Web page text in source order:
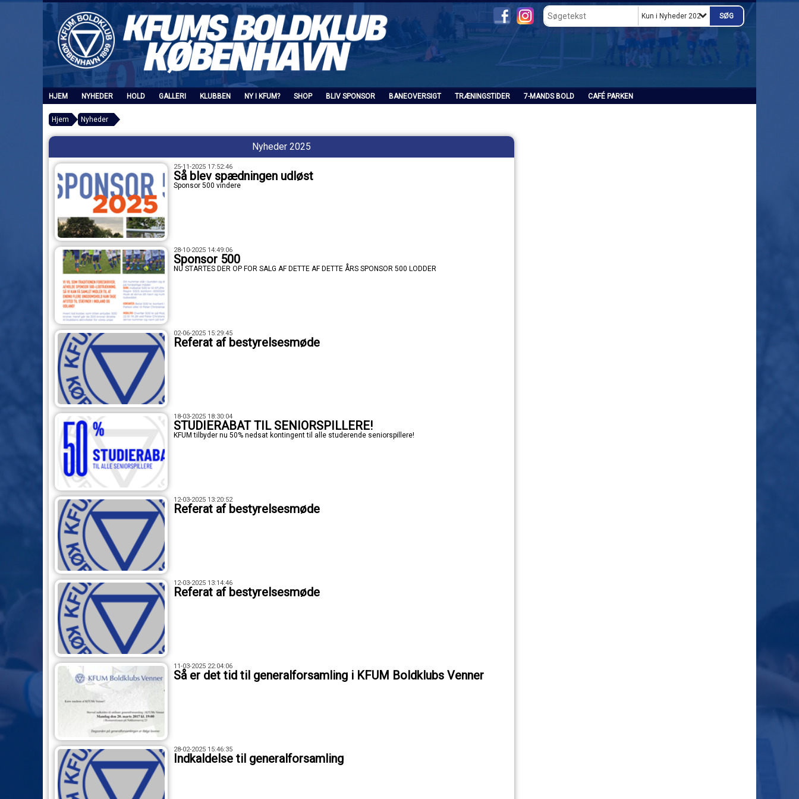
Kun i Nyheder 2025
HJEM NYHEDER HOLD GALLERI KLUBBEN NY I KFUM? SHOP BLIV SPONSOR BANEOVERSIGT TRÆNINGSTIDER 7-MANDS BOLD CAFÉ PARKEN
Hjem Nyheder
Nyheder 2025
25-11-2025 17:52:46
Så blev spædningen udløst
Sponsor 500 vindere
28-10-2025 14:49:06
Sponsor 500
NU STARTES DER OP FOR SALG AF DETTE AF DETTE ÅRS SPONSOR 500 LODDER
02-06-2025 15:29:45
Referat af bestyrelsesmøde
18-03-2025 18:30:04
STUDIERABAT TIL SENIORSPILLERE!
KFUM tilbyder nu 50% nedsat kontingent til alle studerende seniorspillere!
12-03-2025 13:20:52
Referat af bestyrelsesmøde
12-03-2025 13:14:46
Referat af bestyrelsesmøde
11-03-2025 22:04:06
Så er det tid til generalforsamling i KFUM Boldklubs Venner
28-02-2025 15:46:35
Indkaldelse til generalforsamling